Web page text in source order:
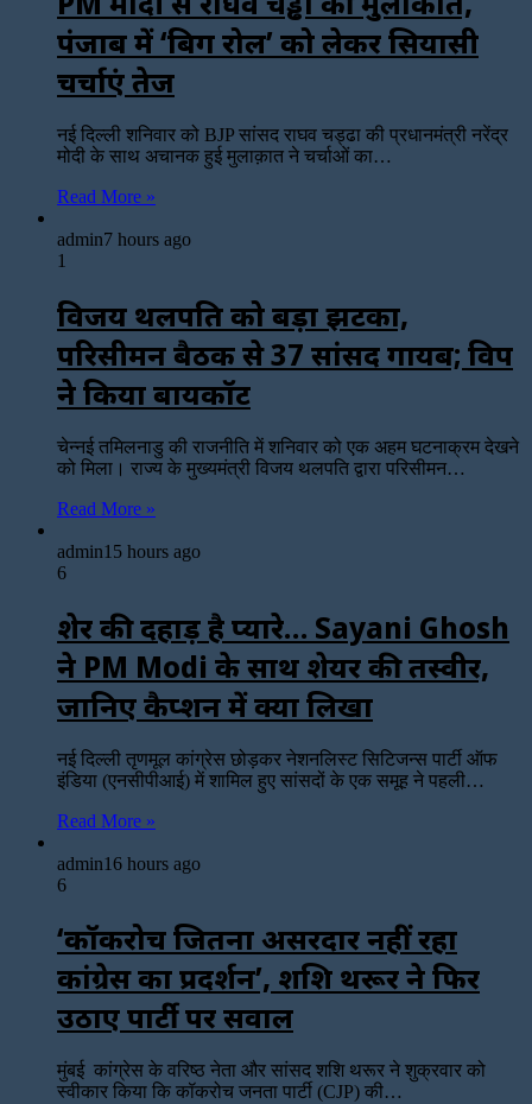
पंजाब में ‘बिग रोल’ को लेकर सियासी
चर्चाएं तेज
नई दिल्ली शनिवार को BJP सांसद राघव चड्ढा की प्रधानमंत्री नरेंद्र
मोदी के साथ अचानक हुई मुलाक़ात ने चर्चाओं का…
Read More »
admin7 hours ago
1
विजय थलपति को बड़ा झटका,
परिसीमन बैठक से 37 सांसद गायब; विपक्ष
ने किया बायकॉट
चेन्नई तमिलनाडु की राजनीति में शनिवार को एक अहम घटनाक्रम देखने
को मिला। राज्य के मुख्यमंत्री विजय थलपति द्वारा परिसीमन…
Read More »
admin15 hours ago
6
शेर की दहाड़ है प्यारे… Sayani Ghosh
ने PM Modi के साथ शेयर की तस्वीर,
जानिए कैप्शन में क्या लिखा
नई दिल्ली तृणमूल कांग्रेस छोड़कर नेशनलिस्ट सिटिजन्स पार्टी ऑफ
इंडिया (एनसीपीआई) में शामिल हुए सांसदों के एक समूह ने पहली…
Read More »
admin16 hours ago
6
‘कॉकरोच जितना असरदार नहीं रहा
कांग्रेस का प्रदर्शन’, शशि थरूर ने फिर
उठाए पार्टी पर सवाल
मुंबई कांग्रेस के वरिष्ठ नेता और सांसद शशि थरूर ने शुक्रवार को
स्वीकार किया कि कॉकरोच जनता पार्टी (CJP) की…